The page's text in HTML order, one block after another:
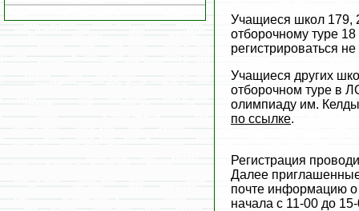
Учащиеся школ 179,
отборочному туре
регистрироваться
Учащиеся других
отборочном туре в
олимпиаду им.
по ссылке.
Регистрация
Далее приглашенные
почте информацию
начала с 11-00 до